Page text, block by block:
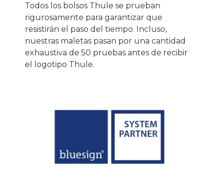
Todos los bolsos Thule se prueban
rigurosamente para garantizar que
resistirán el paso del tiempo. Incluso,
nuestras maletas pasan por una cantidad
exhaustiva de 50 pruebas antes de recibir
el logotipo Thule.